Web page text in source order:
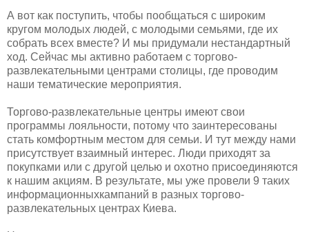
​А вот как поступить, чтобы пообщаться с широким
кругом молодых людей, с молодыми семьями, где их
собрать всех вместе? И мы придумали нестандартный
ход. Сейчас мы активно работаем с торгово-
развлекательными центрами столицы, где проводим
наши тематические мероприятия.
​Торгово-развлекательные центры имеют свои
программы лояльности, потому что заинтересованы
стать комфортным местом для семьи. И тут между нами
присутствует взаимный интерес. Люди приходят за
покупками или с другой целью и охотно присоединяются
к нашим акциям. В результате, мы уже провели 9 таких
информационныхкампаний в разных торгово-
развлекательных центрах Киева.